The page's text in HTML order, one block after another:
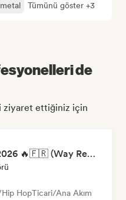
Tümünü göster +3
de
ziyaret ettiğiniz için
RAP FRANÇAIS 2026 🔥🇫🇷 (Way Records)
HopTicari/Ana Akım